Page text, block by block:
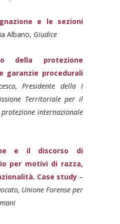
e le sezioni
Albano, Giudice
della protezione
garanzie procedurali
Presidente della I
Territoriale per il
internazionale
e il discorso di
per motivi di razza,
Case study–
Unione Forense per